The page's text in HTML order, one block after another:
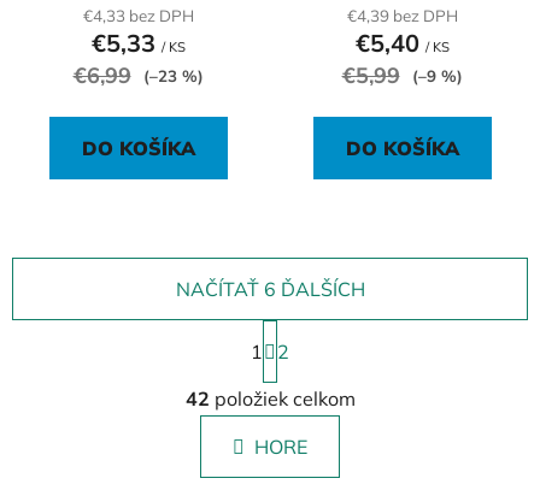
€4,33 bez DPH
€5,33 / KS
€6,99 (–23 %)
DO KOŠÍKA
€4,39 bez DPH
€5,40 / KS
€5,99 (–9 %)
DO KOŠÍKA
O
v
l
á
d
NAČÍTAŤ 6 ĎALŠÍCH
S
t
r
á
n
k
1
2
42 položiek celkom
HORE